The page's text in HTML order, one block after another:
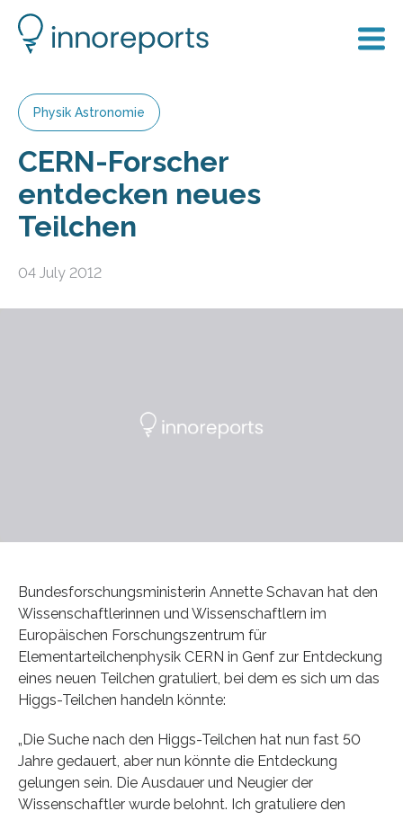
Physik Astronomie
CERN-Forscher
entdecken neues
Teilchen
04 July 2012
Bundesforschungsministerin Annette Schavan hat den
Wissenschaftlerinnen und Wissenschaftlern im
Europäischen Forschungszentrum für
Elementarteilchenphysik CERN in Genf zur Entdeckung
eines neuen Teilchen gratuliert, bei dem es sich um das
Higgs-Teilchen handeln könnte:
„Die Suche nach den Higgs-Teilchen hat nun fast 50
Jahre gedauert, aber nun könnte die Entdeckung
gelungen sein. Die Ausdauer und Neugier der
Wissenschaftler wurde belohnt. Ich gratuliere den